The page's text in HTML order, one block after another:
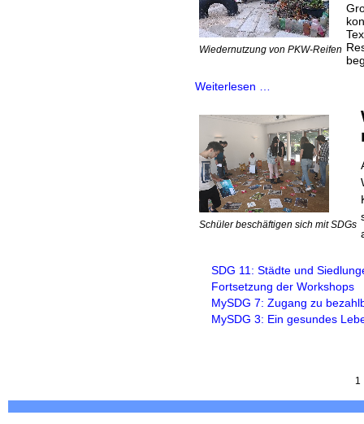
Wiedernutzung von PKW-Reifen
Weiterlesen …
Schüler beschäftigen sich mit SDGs
Fortsetzung der Workshops
1